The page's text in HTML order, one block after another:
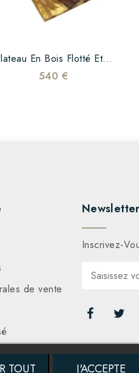
En Bois Flotté Et...
540 €
de vente
Newsletter
Inscrivez-
TOUT J'ACCEPTE